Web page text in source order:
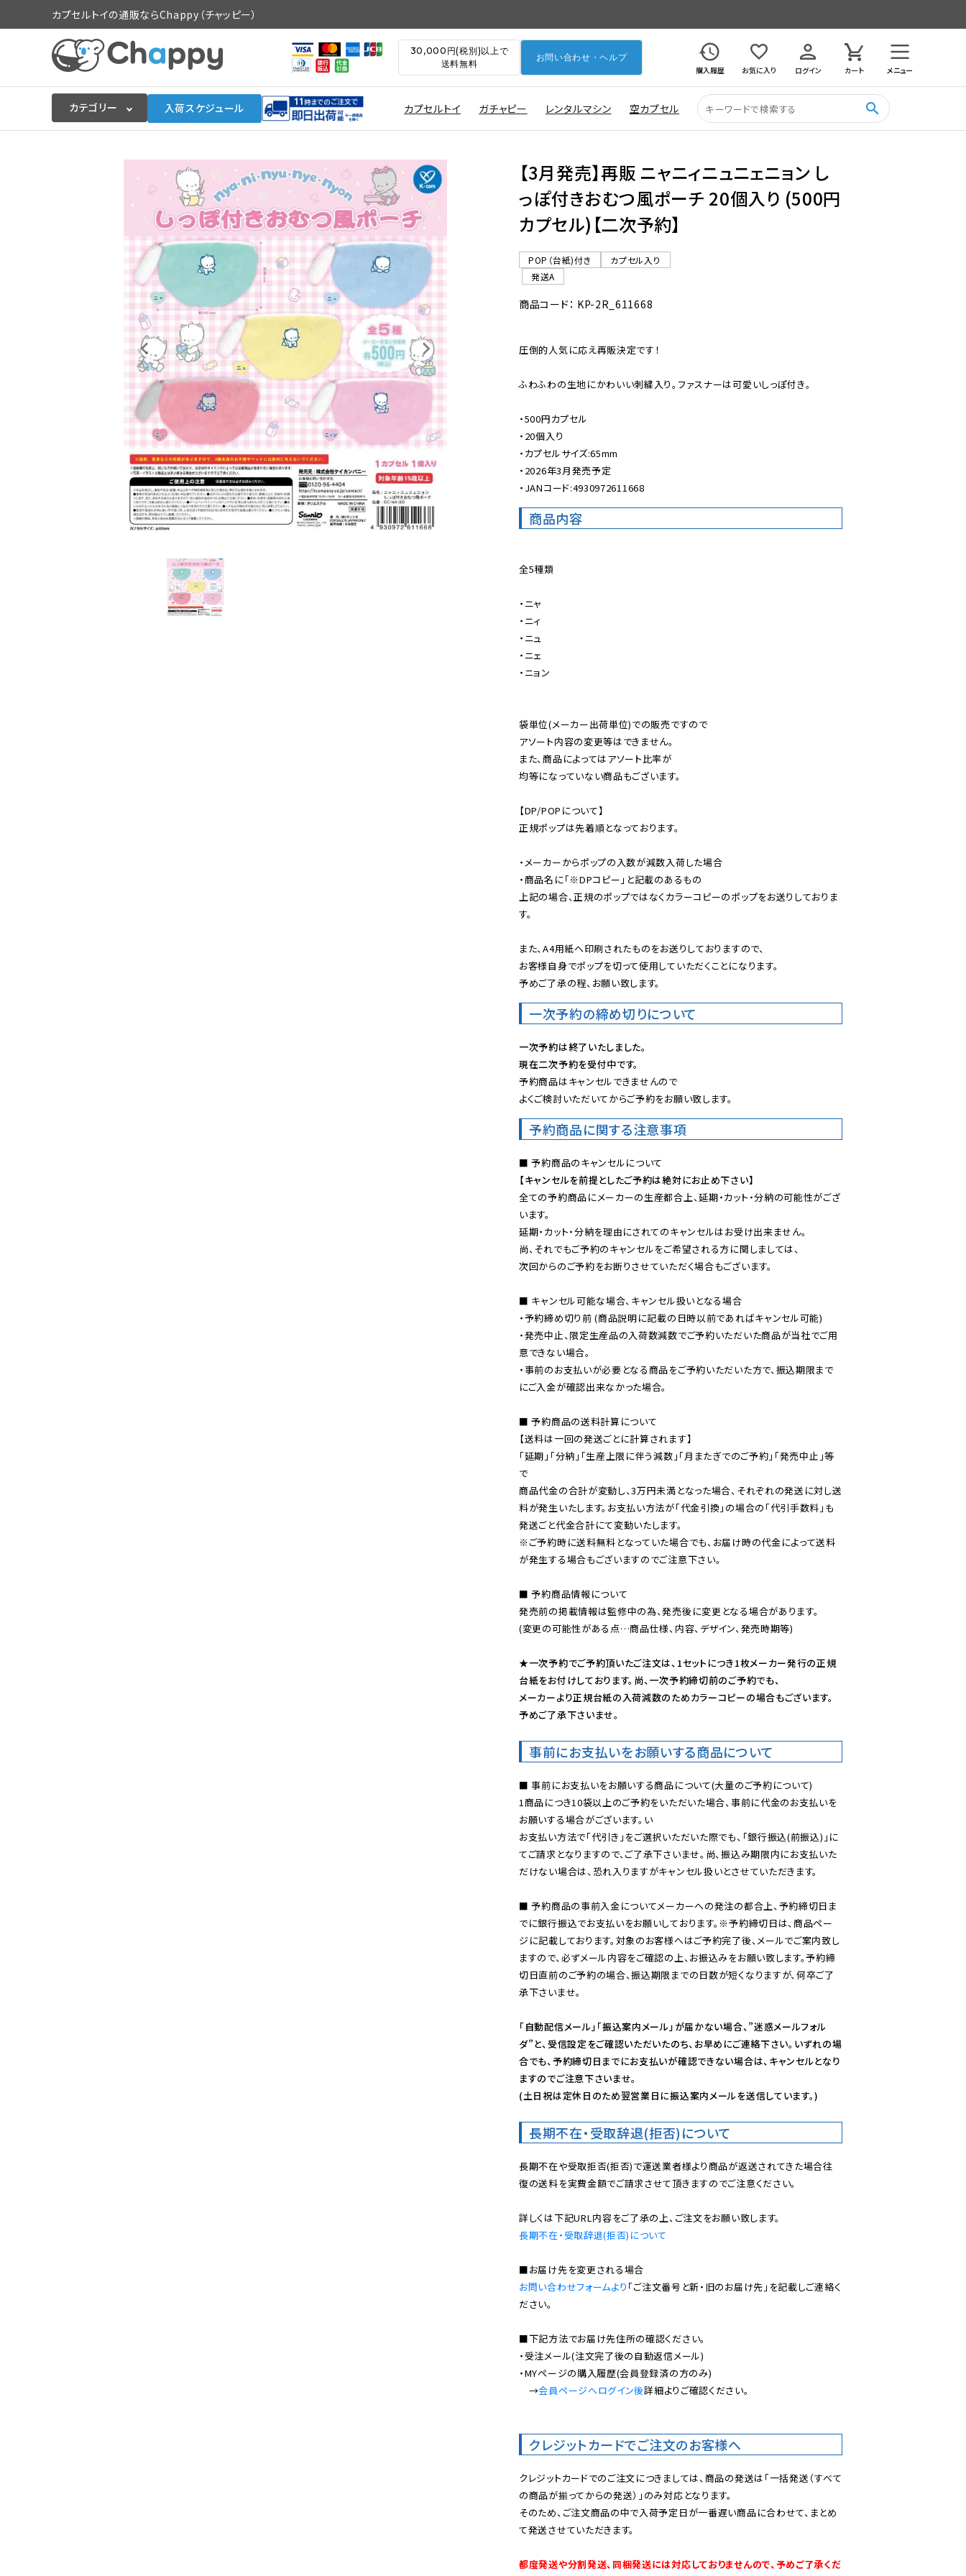
カプセルトイの通販ならChappy（チャッピー）
30,000円(税別)以上で
送料無料
お問い合わせ・ヘルプ
購入履歴
お気に入り ログイン カート メニュー
カテゴリー 入荷スケジュール カプセルトイ ガチャピー レンタルマシン 空カプセル search
入荷スケジュールをチェック
販促用カプセルトイ
よくあるご質問
ご利用ガイド
06-6282-7659
【3月発売】再販 ニャニィニュニェニョン し
っぽ付きおむつ風ポーチ 20個入り (500円
カプセル)【二次予約】
POP（台紙)付き
カプセル入り
発送A
商品コード： KP-2R_611668
圧倒的人気に応え再販決定です！
ふわふわの生地にかわいい刺繍入り。ファスナーは可愛いしっぽ付き。
・500円カプセル
・20個入り
・カプセルサイズ:65mm
・2026年3月発売予定
・JANコード:4930972611668
商品内容
全5種類
・ニャ
・ニィ
・ニュ
・ニェ
・ニョン
袋単位(メーカー出荷単位)での販売ですので
アソート内容の変更等はできません。
また、商品によってはアソート比率が
均等になっていない商品もございます。
【DP/POPについて】
正規ポップは先着順となっております。
・メーカーからポップの入数が減数入荷した場合
・商品名に「※DPコピー」と記載のあるもの
上記の場合、正規のポップではなくカラーコピーのポップをお送りしておりま
す。
また、A4用紙へ印刷されたものをお送りしておりますので、
お客様自身でポップを切って使用していただくことになります。
予めご了承の程、お願い致します。
一次予約の締め切りについて
一次予約は終了いたしました。
現在二次予約を受付中です。
予約商品はキャンセルできませんので
よくご検討いただいてからご予約をお願い致します。
予約商品に関する注意事項
【キャンセルを前提としたご予約は絶対にお止め下さい】
全ての予約商品にメーカーの生産都合上、延期・カット・分納の可能性がござ
います。
延期・カット・分納を理由にされてのキャンセルはお受け出来ません。
尚、それでもご予約のキャンセルをご希望される方に関しましては、
次回からのご予約をお断りさせていただく場合もございます。
■ キャンセル可能な場合、キャンセル扱いとなる場合
・予約締め切り前 (商品説明に記載の日時以前であればキャンセル可能)
・発売中止、限定生産品の入荷数減数でご予約いただいた商品が当社でご用
意できない場合。
・事前のお支払いが必要となる商品をご予約いただいた方で、振込期限まで
にご入金が確認出来なかった場合。
■ 予約商品の送料計算について
【送料は一回の発送ごとに計算されます】
「延期」「分納」「生産上限に伴う減数」「月またぎでのご予約」「発売中止」等
で
商品代金の合計が変動し、3万円未満となった場合、それぞれの発送に対し送
料が発生いたします。お支払い方法が「代金引換」の場合の「代引手数料」も
※ご予約時に送料無料となっていた場合でも、お届け時の代金によって送料
が発生する場合もございますのでご注意下さい。
■ 予約商品情報について
発売前の掲載情報は監修中の為、発売後に変更となる場合があります。
(変更の可能性がある点…商品仕様、内容、デザイン、発売時期等)
★一次予約でご予約頂いたご注文は、1セットにつき1枚メーカー発行の正規
台紙をお付けしております。尚、一次予約締切前のご予約でも、
メーカーより正規台紙の入荷減数のためカラーコピーの場合もございます。
予めご了承下さいませ。
事前にお支払いをお願いする商品について
■ 事前にお支払いをお願いする商品について(大量のご予約について)
1商品につき10袋以上のご予約をいただいた場合、事前に代金のお支払いを
お願いする場合がございます。い
お支払い方法で「代引き」をご選択いただいた際でも、「銀行振込(前振込)」に
てご請求となりますので、ご了承下さいませ。尚、振込み期限内にお支払いた
だけない場合は、恐れ入りますがキャンセル扱いとさせていただきます。
■ 予約商品の事前入金についてメーカーへの発注の都合上、予約締切日ま
でに銀行振込でお支払いをお願いしております。※予約締切日は、商品ペー
ジに記載しております。対象のお客様へはご予約完了後、メールでご案内致し
ますので、必ずメール内容をご確認の上、お振込みをお願い致します。予約締
切日直前のご予約の場合、振込期限までの日数が短くなりますが、何卒ご了
承下さいませ。
「自動配信メール」「振込案内メール」が届かない場合、”迷惑メールフォル
ダ”と、受信設定をご確認いただいたのち、お早めにご連絡下さい。いずれの場
合でも、予約締切日までにお支払いが確認できない場合は、キャンセルとなり
ますのでご注意下さいませ。
(土日祝は定休日のため翌営業日に振込案内メールを送信しています。)
長期不在・受取辞退(拒否)について
長期不在や受取拒否(拒否)で運送業者様より商品が返送されてきた場合往
復の送料を実費金額でご請求させて頂きますのでご注意ください。
長期不在・受取辞退(拒否)について
お問い合わせフォームより 「ご注文番号と新・旧のお届け先」を記載しご連絡く
ださい。
■下記方法でお届け先住所の確認ください。
・受注メール(注文完了後の自動返信メール)
・MYページの購入履歴(会員登録済の方のみ)
→会員ページへログイン後詳細よりご確認ください。
クレジットカードでご注文のお客様へ
クレジットカードでのご注文につきましては、商品の発送は「一括発送（すべて
の商品が揃ってからの発送）」のみ対応となります。
そのため、ご注文商品の中で入荷予定日が一番遅い商品に合わせて、まとめ
て発送させていただきます。
都度発送や分割発送、同梱発送には対応しておりませんので、予めご了承くだ